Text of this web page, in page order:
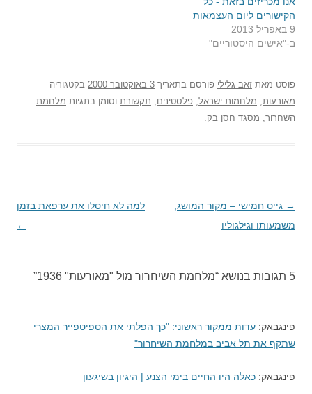
הקישורים ליום העצמאות
9 באפריל 2013
ב-"אישים היסטוריים"
פוסט מאת זאב גלילי פורסם בתאריך 3 באוקטובר 2000
בקטגוריה
מאורעות מלחמות ישראל פלסטינים תקשורת וסומן בתגיות מלחמת
השחרור מסגד חסן בק
ניווט
בפוסטים
→ גייס חמישי – מקור המושג,
משמעותו וגילגוליו
למה לא חיסלו את ערפאת בזמן
←
5 תגובות בנושא “ מלחמת השיחרור מול "מאורעות" 1936 ”
פינגבאק: עדות ממקור ראשוני: "כך הפלתי את הספיטפייר המצרי
שתקף את תל אביב במלחמת השיחרור"
פינגבאק: כאלה היו החיים בימי הצנע | היגיון בשיגעון